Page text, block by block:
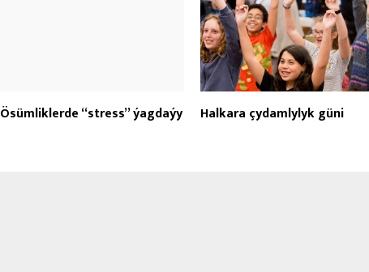
Ösümliklerde “stress” ýagdaýy Halkara çydamlylyk güni